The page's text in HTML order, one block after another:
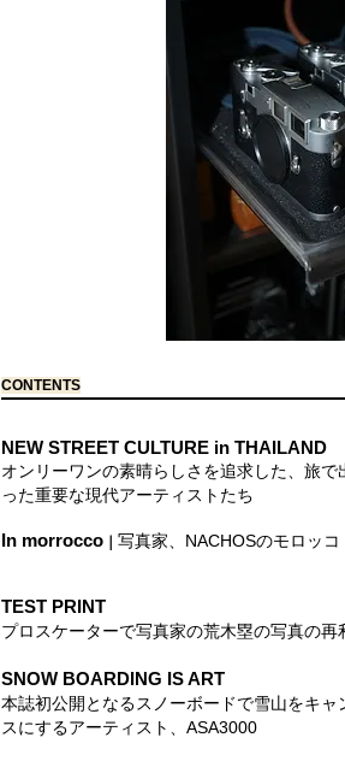
CONTENTS
NEW STREET CULTURE in THAILAND
オンリーワンの素晴らしさを追求した、旅で
った重要な現代アーティストたち
In morrocco 写真家、NACHOSのモロッコ
TEST PRINT
プロスケーターで写真家の荒木塁の写真の再
SNOW BOARDING IS ART
本誌初公開となるスノーボードで雪山をキャ
スにするアーティスト、ASA3000